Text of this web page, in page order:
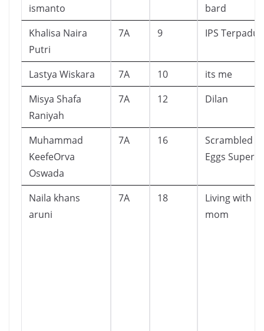
ismanto
bard
Khalisa Naira
Putri
7A 9 IPS Terpadu
Lastya Wiskara 7A 10
its me
Misya Shafa
Raniyah
7A 12 Dilan
Muhammad
KeefeOrva
Oswada
7A 16
Scrambled
Eggs Super!
Naila khans
aruni
7A 18
Living with
mom